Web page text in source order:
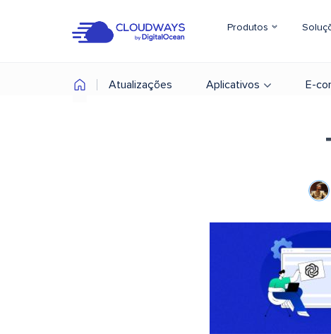
Produtos
Atualizações Aplicativos E-